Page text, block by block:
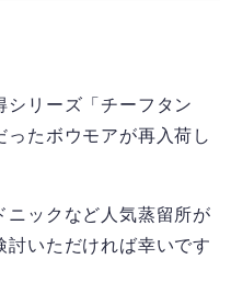
シリーズ「チーフタン
たボウモアが再入荷し
ニックなど人気蒸留所が
いただければ幸いです